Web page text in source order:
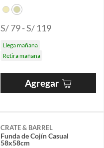
S/ 79 - S/ 119
Llega mañana
Retira mañana
Agregar
CRATE & BARREL
Funda de Cojín Casual
58x58cm